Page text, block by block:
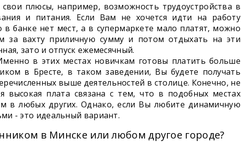
плюсы, например, возможность трудоустройства в
и питания. Если Вам не хочется идти на работу
банке нет мест, а в супермаркете мало платят, можно
за вахту приличную сумму и потом отдыхать на эти
зато и отпуск ежемесячный.
в этих местах новичкам готовы платить больше
в Бресте, в таком заведении, Вы будете получать
выше деятельностей в столице. Конечно, не
высокая плата связана с тем, что в подобных местах
в любых других. Однако, если Вы любите динамичную
- это идеальный вариант.
в Минске или любом другое городе?